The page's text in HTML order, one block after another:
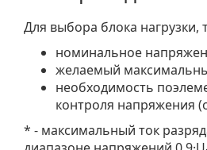
Для выбора блока нагрузки,
номинальное
желаемый
необходимость
контроля напряжения
* - максимальный ток